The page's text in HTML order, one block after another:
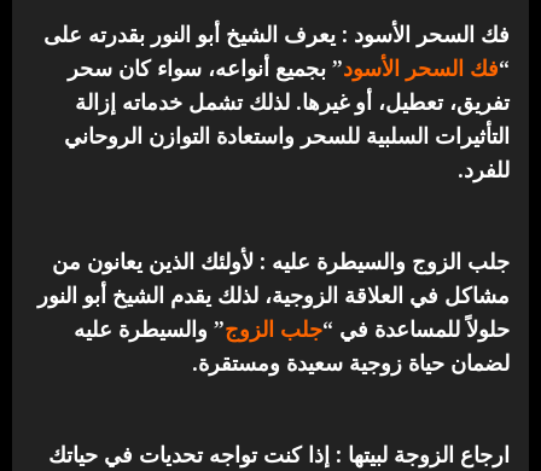
فك السحر الأسود : يعرف الشيخ أبو النور بقدرته على
“فك السحر الأسود” بجميع أنواعه، سواء كان سحر
تفريق، تعطيل، أو غيرها. لذلك تشمل خدماته إزالة
التأثيرات السلبية للسحر واستعادة التوازن الروحاني
للفرد.
جلب الزوج والسيطرة عليه : لأولئك الذين يعانون من
مشاكل في العلاقة الزوجية، لذلك يقدم الشيخ أبو النور
حلولاً للمساعدة في “جلب الزوج” والسيطرة عليه
لضمان حياة زوجية سعيدة ومستقرة.
ارجاع الزوجة لبيتها : إذا كنت تواجه تحديات في حياتك